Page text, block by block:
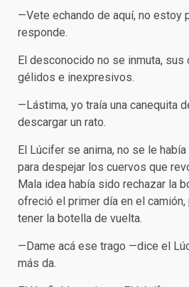
—Vete echando de aquí, no estoy
responde.
El desconocido no se inmuta,
gélidos e inexpresivos.
—Lástima, yo traía una canequita
descargar un rato.
El Lúcifer se anima, no se le
para despejar los cuervos que
Mala idea había sido rechazar la
ofreció el primer día en el camión,
tener la botella de vuelta.
—Dame acá ese trago —dice el
más da.